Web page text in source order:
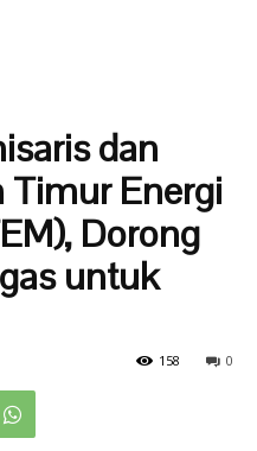
dan
Timur Energi
Dorong
untuk
0
158